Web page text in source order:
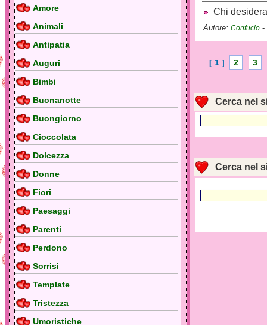
Amore
Animali
Antipatia
Auguri
Bimbi
Buonanotte
Buongiorno
Cioccolata
Dolcezza
Donne
Fiori
Paesaggi
Parenti
Perdono
Sorrisi
Template
Tristezza
Umoristiche
Chi
Autore: Confucio -
[ 1 ] 2 3
Cerca nel
Cerca nel